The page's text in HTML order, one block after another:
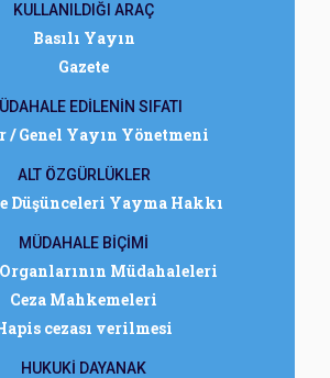
KULLANILDIĞI ARAÇ
Basılı Yayın
Gazete
EDİLENİN SIFATI
/ Genel Yayın Yönetmeni
ALT ÖZGÜRLÜKLER
Düşünceleri Yayma Hakkı
MÜDAHALE BİÇİMİ
Müdahaleleri
Ceza Mahkemeleri
cezası verilmesi
HUKUKİ DAYANAK